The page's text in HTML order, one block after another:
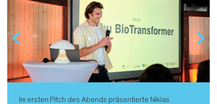
Im ersten Pitch des Abends präsentierte Niklas